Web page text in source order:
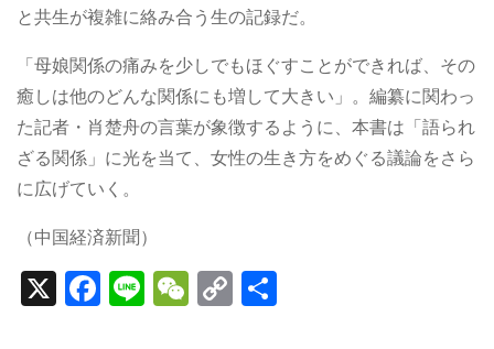
と共生が複雑に絡み合う生の記録だ。
「母娘関係の痛みを少しでもほぐすことができれば、その
癒しは他のどんな関係にも増して大きい」。編纂に関わっ
た記者・肖楚舟の言葉が象徴するように、本書は「語られ
ざる関係」に光を当て、女性の生き方をめぐる議論をさら
に広げていく。
（中国経済新聞）
X F
a
Li
n
W
e
C
o